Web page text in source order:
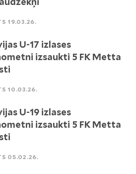
19.03.26.
U-17 izlases
izsaukti 5 FK Metta
10.03.26.
U-19 izlases
izsaukti 5 FK Metta
05.02.26.